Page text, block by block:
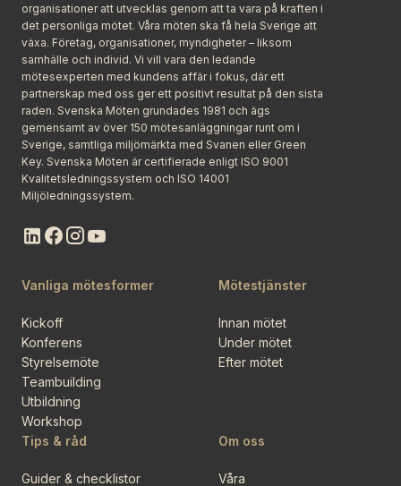
organisationer att utvecklas genom att ta vara på kraften i
det personliga mötet. Våra möten ska få hela Sverige att
växa. Företag, organisationer, myndigheter – liksom
samhälle och individ. Vi vill vara den ledande
mötesexperten med kundens affär i fokus, där ett
partnerskap med oss ger ett positivt resultat på den sista
raden. Svenska Möten grundades 1981 och ägs
gemensamt av över 150 mötesanläggningar runt om i
Sverige, samtliga miljömärkta med Svanen eller Green
Key. Svenska Möten är certifierade enligt ISO 9001
Kvalitetsledningssystem och ISO 14001
Miljöledningssystem.
Vanliga mötesformer
Kickoff
Konferens
Styrelsemöte
Teambuilding
Utbildning
Workshop
Mötestjänster
Innan mötet
Under mötet
Efter mötet
Tips & råd
Guider & checklistor
Om oss
Våra